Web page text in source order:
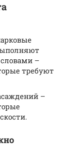
–
требуют
–